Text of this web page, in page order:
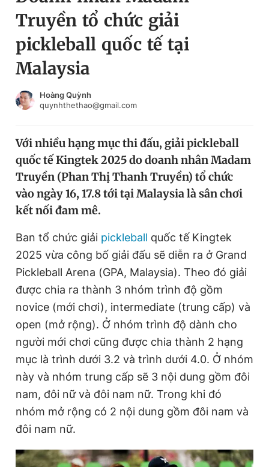
Chuyên mục
Chuyên mục khác
Chào ngày mới
Tin thị trường Tin 360
Video Magazine
Sản phẩm khác
Tiện ích
Thông tin tòa soạn Liên hệ quảng cáo
Đọc Thanh Niên trên điện thoại
Theo dõi báo trên
Hotline
0906 645 777
Liên hệ quảng cáo
0908 780 404
Đổi mật khẩu
Tin đã lưu
Đăng xuất
Truyền tổ chức giải
pickleball quốc tế tại
Malaysia
Hoàng Quỳnh
quynhthethao@gmail.com
Với nhiều hạng mục thi đấu, giải pickleball
quốc tế Kingtek 2025 do doanh nhân Madam
Truyền (Phan Thị Thanh Truyền) tổ chức
vào ngày 16, 17.8 tới tại Malaysia là sân chơi
kết nối đam mê.
Ban tổ chức giải pickleball quốc tế Kingtek
2025 vừa công bố giải đấu sẽ diễn ra ở Grand
Pickleball Arena (GPA, Malaysia). Theo đó giải
được chia ra thành 3 nhóm trình độ gồm
novice (mới chơi), intermediate (trung cấp) và
open (mở rộng). Ở nhóm trình độ dành cho
người mới chơi cũng được chia thành 2 hạng
mục là trình dưới 3.2 và trình dưới 4.0. Ở nhóm
này và nhóm trung cấp sẽ 3 nội dung gồm đôi
nam, đôi nữ và đôi nam nữ. Trong khi đó
nhóm mở rộng có 2 nội dung gồm đôi nam và
đôi nam nữ.